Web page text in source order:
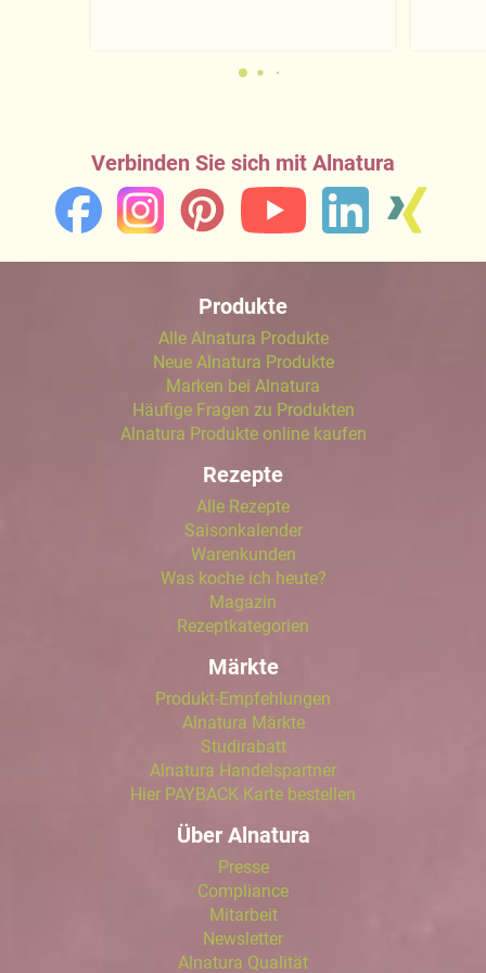
Verbinden Sie sich mit Alnatura
Produkte
Alle Alnatura Produkte
Neue Alnatura Produkte
Marken bei Alnatura
Häufige Fragen zu Produkten
Alnatura Produkte online kaufen
Rezepte
Alle Rezepte
Saisonkalender
Warenkunden
Was koche ich heute?
Magazin
Rezeptkategorien
Märkte
Produkt-Empfehlungen
Alnatura Märkte
Studirabatt
Alnatura Handelspartner
Hier PAYBACK Karte bestellen
Über Alnatura
Presse
Compliance
Mitarbeit
Newsletter
Alnatura Qualität